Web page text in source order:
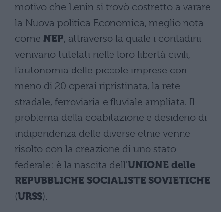
motivo che Lenin si trovò costretto a varare
la Nuova politica Economica, meglio nota
come NEP, attraverso la quale i contadini
venivano tutelati nelle loro libertà civili,
l'autonomia delle piccole imprese con
meno di 20 operai ripristinata, la rete
stradale, ferroviaria e fluviale ampliata. Il
problema della coabitazione e desiderio di
indipendenza delle diverse etnie venne
risolto con la creazione di uno stato
federale: è la nascita dell'UNIONE delle
REPUBBLICHE SOCIALISTE SOVIETICHE
(URSS).